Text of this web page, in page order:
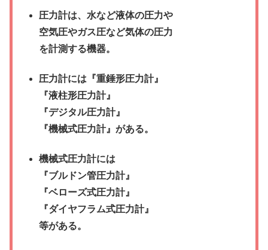
圧力計は、水など液体の圧力や
空気圧やガス圧など気体の圧力
を計測する機器。
圧力計には『重錘形圧力計』
『液柱形圧力計』
『デジタル圧力計』
『機械式圧力計』がある。
機械式圧力計には
『ブルドン管圧力計』
『ベローズ式圧力計』
『ダイヤフラム式圧力計』
等がある。